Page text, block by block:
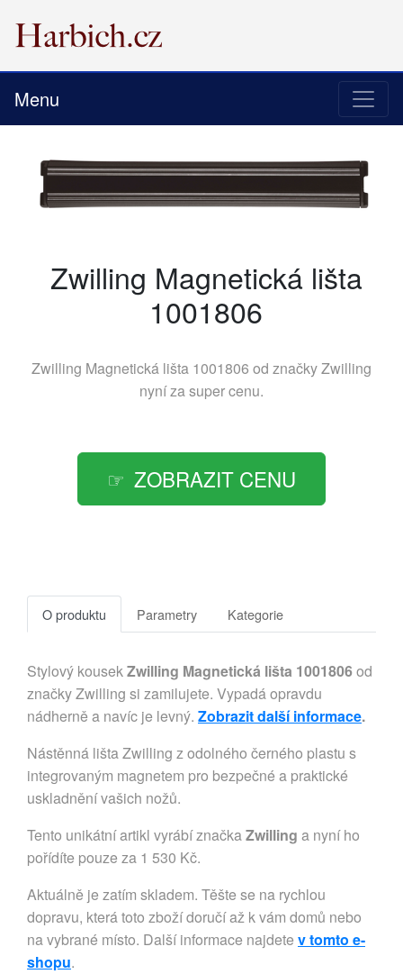
Menu
Zwilling Magnetická lišta
1001806
Zwilling Magnetická lišta 1001806 od značkyZwilling
nyní za super cenu.
ZOBRAZIT CENU
O produktu Parametry Kategorie
Stylový kousekZwilling Magnetická lišta 1001806od
značky Zwilling si zamilujete. Vypadá opravdu
nádherně a navíc je levný. Zobrazit další informace.
Nástěnná lišta Zwilling z odolného černého plastu s
integrovaným magnetem pro bezpečné a praktické
uskladnění vašich nožů.
Tento unikátní artikl vyrábí značkaZwilling a nyní ho
pořídíte pouze za 1 530 Kč.
Aktuálně je zatím skladem. Těšte se na rychlou
dopravu, která toto zboží doručí až k vám domů nebo
na vybrané místo. Další informace najdete v tomto e-
shopu.